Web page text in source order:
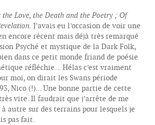
the Love, the Death and the Poetry ; Of
J’avais eu l’occasion de voir une
encore récent mais déjà très remarqué
Psyché et mystique de la Dark Folk,
dans ce petit monde friand de poésie
réfléchie… Hélas c’est vraiment
moi, on dirait les Swans période
Nico (!)... Une bonne partie de cette
vite. Il faudrait que j’arrête de me
autre sur des terrains pour lesquels je
pas fait.